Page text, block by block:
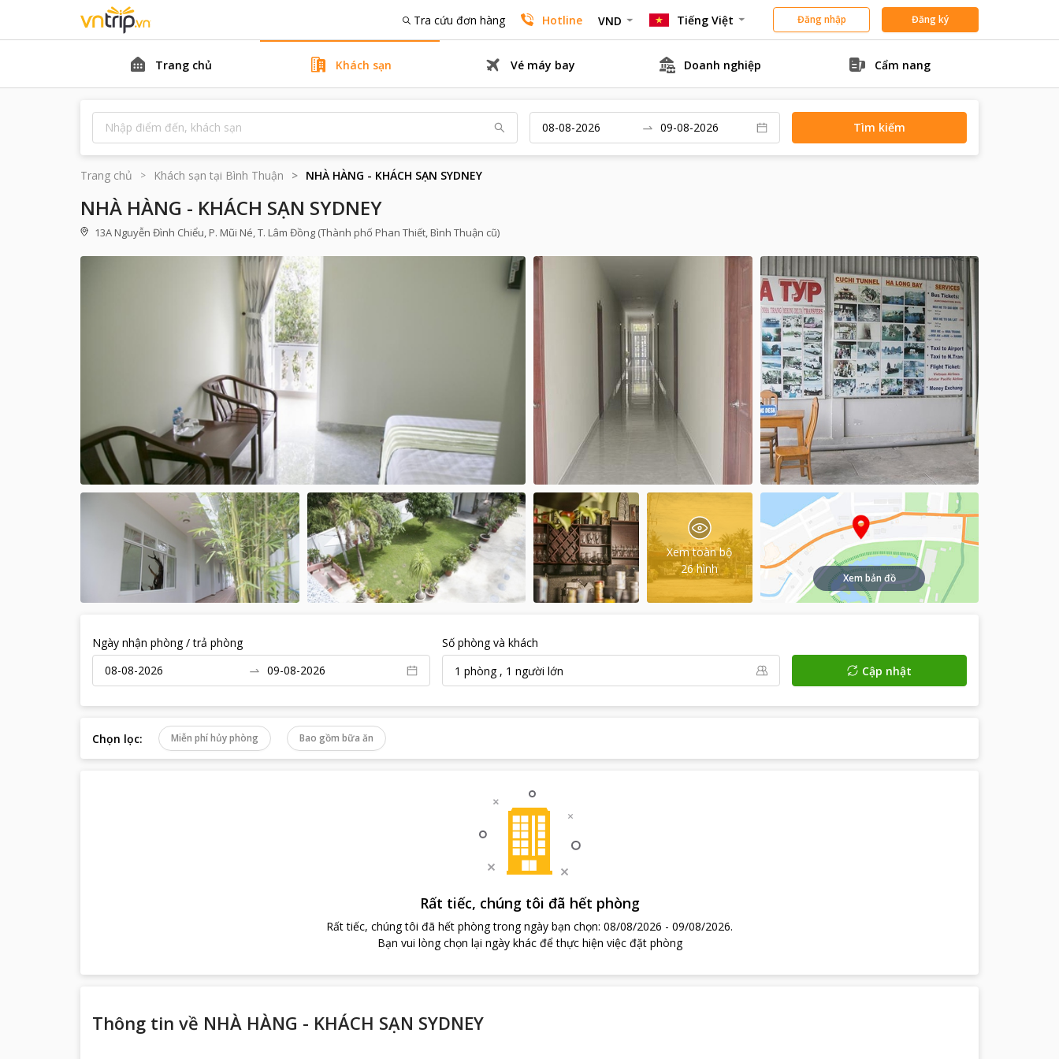
Tra cứu đơn hàng Hotline VND Tiếng Việt Đăng nhập Đăng ký
Trang chủ Khách sạn Vé máy bay Doanh nghiệp Cẩm nang
Tìm kiếm
Trang chủ Khách sạn tại Bình Thuận NHÀ HÀNG - KHÁCH SẠN SYDNEY
NHÀ HÀNG - KHÁCH SẠN SYDNEY
13A Nguyễn Đình Chiểu, P. Mũi Né, T. Lâm Đồng (Thành phố Phan Thiết, Bình Thuận cũ)
Xem toàn bộ
26 hình
Xem bản đồ
Ngày nhận phòng / trả phòng
Số phòng và khách
1 phòng, 1 người lớn Cập nhật
Chọn lọc: Miễn phí hủy phòng Bao gồm bữa ăn
Rất tiếc, chúng tôi đã hết phòng
Rất tiếc, chúng tôi đã hết phòng trong ngày bạn chọn: 08/08/2026 - 09/08/2026.
Bạn vui lòng chọn lại ngày khác để thực hiện việc đặt phòng
Thông tin về NHÀ HÀNG - KHÁCH SẠN SYDNEY